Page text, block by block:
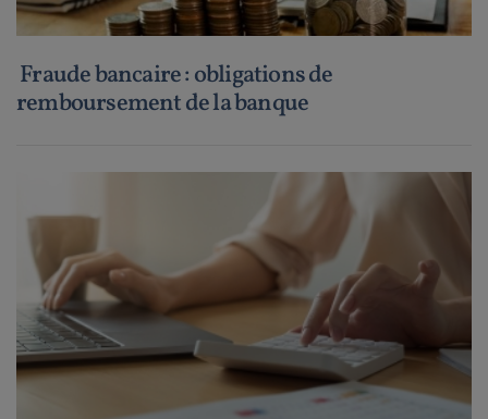
Fraude bancaire : obligations de
remboursement de la banque